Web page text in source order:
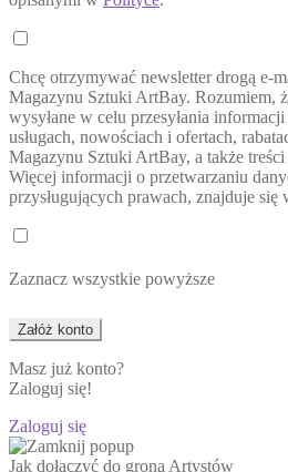
Chcę otrzymywać newsletter drogą e-
Magazynu Sztuki ArtBay. Rozumiem,
wysyłane w celu przesyłania
usługach, nowościach i ofertach,
Magazynu Sztuki ArtBay, a także
Więcej informacji o przetwarzaniu
przysługujących prawach, znajduje się
Zaznacz wszystkie powyższe
Masz już konto?
Zaloguj się!
Zaloguj się
Jak dołączyć do grona Artystów